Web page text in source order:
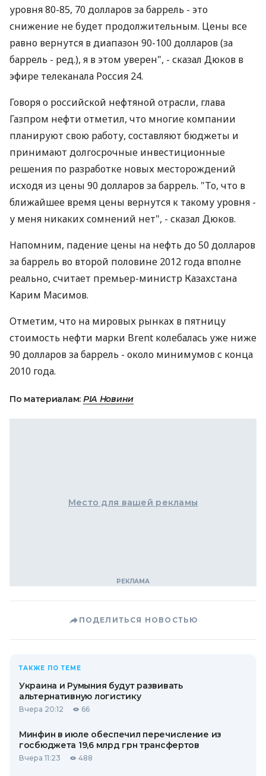
уровня 80-85, 70 долларов за баррель - это
снижение не будет продолжительным. Цены все
равно вернутся в диапазон 90-100 долларов (за
баррель - ред.), я в этом уверен", - сказал Дюков в
эфире телеканала Россия 24.
Говоря о российской нефтяной отрасли, глава
Газпром нефти отметил, что многие компании
планируют свою работу, составляют бюджеты и
принимают долгосрочные инвестиционные
решения по разработке новых месторождений
исходя из цены 90 долларов за баррель. "То, что в
ближайшее время цены вернутся к такому уровня -
у меня никаких сомнений нет", - сказал Дюков.
Напомним, падение цены на нефть до 50 долларов
за баррель во второй половине 2012 года вполне
реально, считает премьер-министр Казахстана
Карим Масимов.
Отметим, что на мировых рынках в пятницу
стоимость нефти марки Brent колебалась уже ниже
90 долларов за баррель - около минимумов с конца
2010 года.
По материалам: РІА Новини
Место для вашей рекламы
ПОДЕЛИТЬСЯ НОВОСТЬЮ
ТАКЖЕ ПО ТЕМЕ
Украина и Румыния будут развивать
альтернативную логистику
Вчера 20:12 66
Минфин в июле обеспечил перечисление из
госбюджета 19,6 млрд грн трансфертов
Вчера 11:23 488